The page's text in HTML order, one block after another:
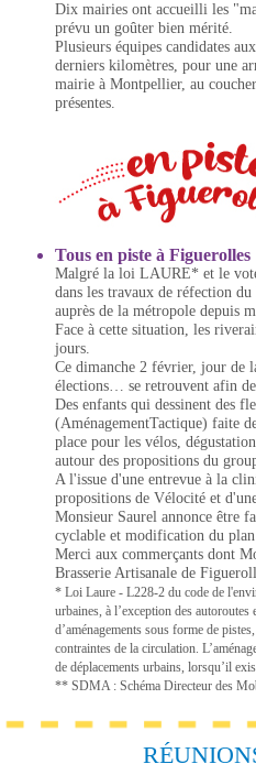
Dix mairies ont accueilli les
prévu un goûter bien mérité.
Plusieurs équipes candidates
derniers kilomètres, pour une
mairie à Montpellier, au
présentes.
Tous en piste à Figuerolles
Malgré la loi LAURE* et le
dans les travaux de réfection
auprès de la métropole depuis
Face à cette situation, les
jours.
Ce dimanche 2 février, jour de
élections… se retrouvent afin
Des enfants qui dessinent des
(AménagementTactique) faite
place pour les vélos,
autour des propositions du
A l'issue d'une entrevue à la
propositions de Vélocité et
Monsieur Saurel annonce être
cyclable et modification du
Merci aux commerçants dont
Brasserie Artisanale de
* Loi Laure - L228-2 du code de
urbaines, à l’exception des
d’aménagements sous forme de
contraintes de la circulation.
de déplacements urbains, lorsqu’il
** SDMA : Schéma Directeur des